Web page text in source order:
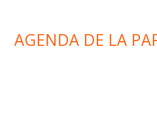
AGENDA DE LA